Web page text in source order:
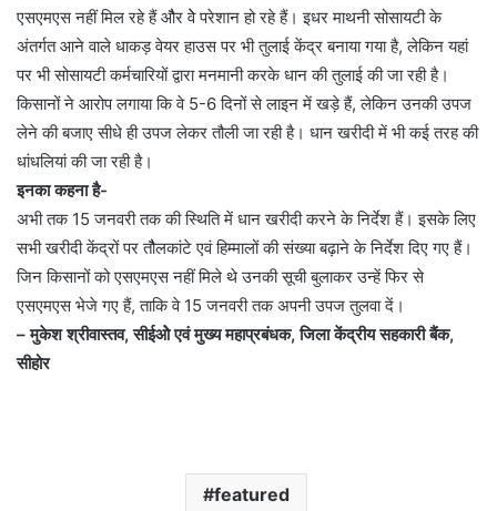
एसएमएस नहीं मिल रहे हैं औैर वेे परेशान हो रहे हैं। इधर माथनी सोसायटी के
अंतर्गत आने वाले धाकड़ वेयर हाउस पर भी तुलाई केंद्र बनाया गया है, लेकिन यहां
पर भी सोसायटी कर्मचारियों द्वारा मनमानी करके धान की तुलाई की जा रही है।
किसानों ने आरोप लगाया कि वे 5-6 दिनों से लाइन में खड़े हैं, लेकिन उनकी उपज
लेने की बजाए सीधे ही उपज लेकर तौली जा रही है। धान खरीदी में भी कई तरह की
धांधलियां की जा रही है।
इनका कहना है-
अभी तक 15 जनवरी तक की स्थिति में धान खरीदी करने के निर्देश हैं। इसके लिए
सभी खरीदी केंद्रों पर तौैलकांटे एवं हिम्मालों की संख्या बढ़ाने के निर्देश दिए गए हैं।
जिन किसानों को एसएमएस नहीं मिले थे उनकी सूची बुलाकर उन्हें फिर से
एसएमएस भेजे गए हैं, ताकि वे 15 जनवरी तक अपनी उपज तुलवा दें।
– मुकेश श्रीवास्तव, सीईओे एवं मुख्य महाप्रबंधक, जिला केंद्रीय सहकारी बैंक,
सीहोर
featured